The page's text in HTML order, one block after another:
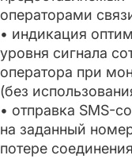
операторами
• индикация
уровня сигнала
оператора при
(без
• отправка SMS-
на заданный
потере